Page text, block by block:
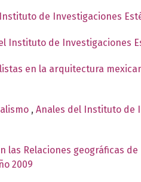
de Investigaciones
Instituto de Investigaciones
en la arquitectura
, Anales del Instituto de
Relaciones geográficas de
2009